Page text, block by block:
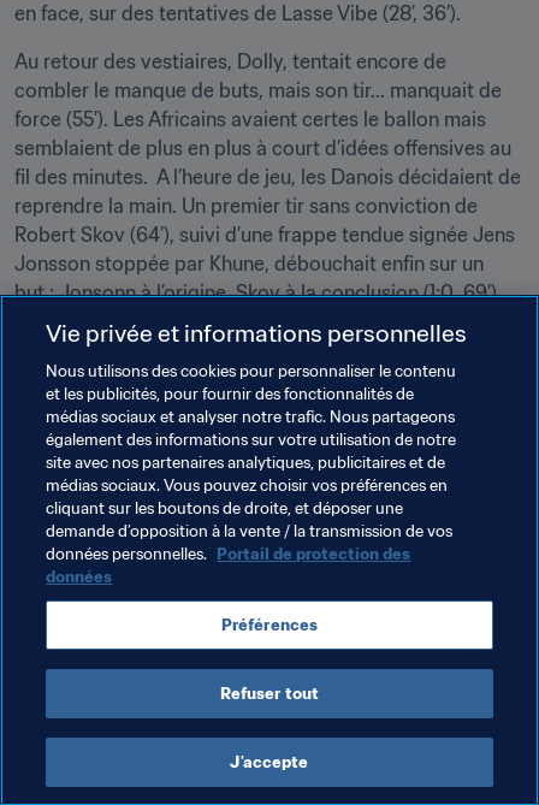
en face, sur des tentatives de Lasse Vibe (28’, 36’).
Au retour des vestiaires, Dolly, tentait encore de
combler le manque de buts, mais son tir... manquait de
force (55’). Les Africains avaient certes le ballon mais
semblaient de plus en plus à court d’idées offensives au
fil des minutes.  A l’heure de jeu, les Danois décidaient de
reprendre la main. Un premier tir sans conviction de
Robert Skov (64’), suivi d’une frappe tendue signée Jens
Jonsson stoppée par Khune, débouchait enfin sur un
but : Jonsonn à l’origine, Skov à la conclusion (1:0, 69’).
L’Afrique du Sud et Motupa tentaient bien de débloquer
leur compteur-but à leur tour, mais Hojbjerg les en
empêchait avec brio (73, 80’) jusqu’au coup de sifflet
final. Le Danemark essayera de faire fructifier cet
important succès, ce 10 août, face à l’hôte brésilien, à
Salvador. De leur côté, les Bafana Bafana défieront l’Irak,
à Sao Paulo.
Thèmes en lien
Denmark South Africa CAF UEFA
Vie privée et informations personnelles
Nous utilisons des cookies pour personnaliser le contenu
et les publicités, pour fournir des fonctionnalités de
médias sociaux et analyser notre trafic. Nous partageons
également des informations sur votre utilisation de notre
site avec nos partenaires analytiques, publicitaires et de
médias sociaux. Vous pouvez choisir vos préférences en
cliquant sur les boutons de droite, et déposer une
demande d’opposition à la vente / la transmission de vos
données personnelles. Portail de protection des
données
Préférences
Refuser tout
J’accepte